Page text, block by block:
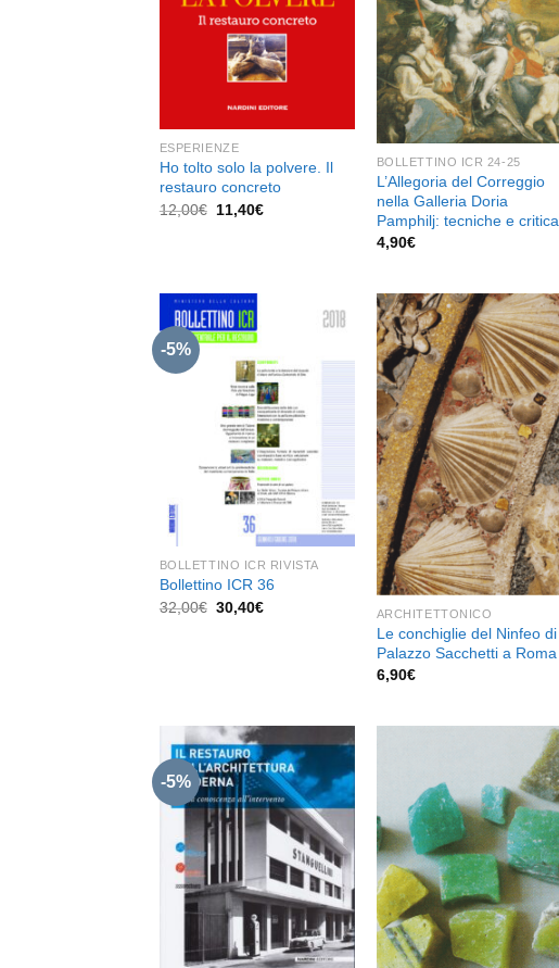
desideri
ESPERIENZE
Ho tolto solo la polvere. Il
restauro concreto
12,00€ Il
11,40€Il
desideri
BOLLETTINO ICR 24-25
L’Allegoria del Correggio
nella Galleria Doria
Pamphilj: tecniche e critica
4,90€
-5%
alla lista
BOLLETTINO ICR RIVISTA
Bollettino ICR 36
32,00€ Il
30,40€Il
Aggiungi
alla lista
dei
desideri
ARCHITETTONICO
Le conchiglie del Ninfeo di
Palazzo Sacchetti a Roma
6,90€
-5%
Aggiungi
alla lista
dei
desideri
Aggiungi
alla lista
dei
desideri